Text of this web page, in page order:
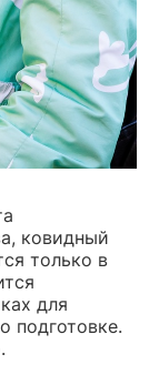
ковидный
только в
для
подготовке.